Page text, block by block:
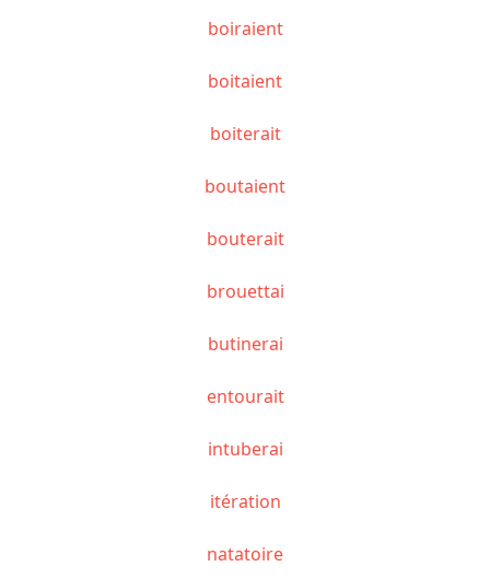
boiraient
boitaient
boiterait
boutaient
bouterait
brouettai
butinerai
entourait
intuberai
itération
natatoire